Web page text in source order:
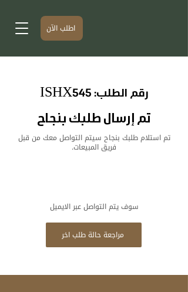
اطلب الآن
رقم الطلب: ISHX545
تم إرسال طلبك بنجاح
تم استلام طلبك بنجاح سيتم التواصل معك من قبل
فريق المبيعات.
سوف يتم التواصل عبر الايميل
مراجعة حالة طلب اخر